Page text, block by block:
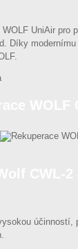
UniAir pro
Díky
účinností,